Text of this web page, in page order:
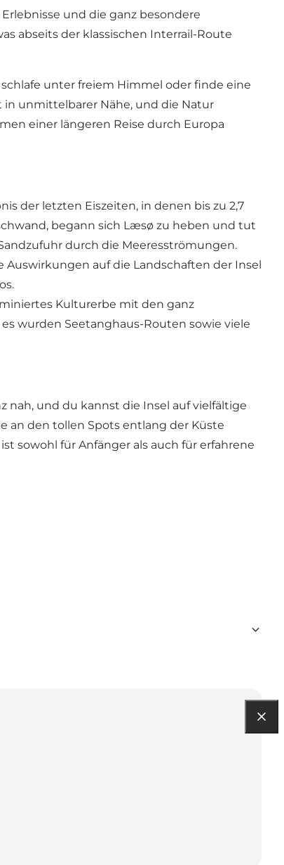
und die ganz besondere
abseits der klassischen Interrail-Route
unter freiem Himmel oder finde eine
in unmittelbarer Nähe, und die Natur
einer längeren Reise durch Europa
der letzten Eiszeiten, in denen bis zu 2,7
begann sich Læsø zu heben und tut
durch die Meeresströmungen.
auf die Landschaften der Insel
Kulturerbe mit den ganz
wurden Seetanghaus-Routen sowie viele
nah, und du kannst die Insel auf vielfältige
an den tollen Spots entlang der Küste
sowohl für Anfänger als auch für erfahrene